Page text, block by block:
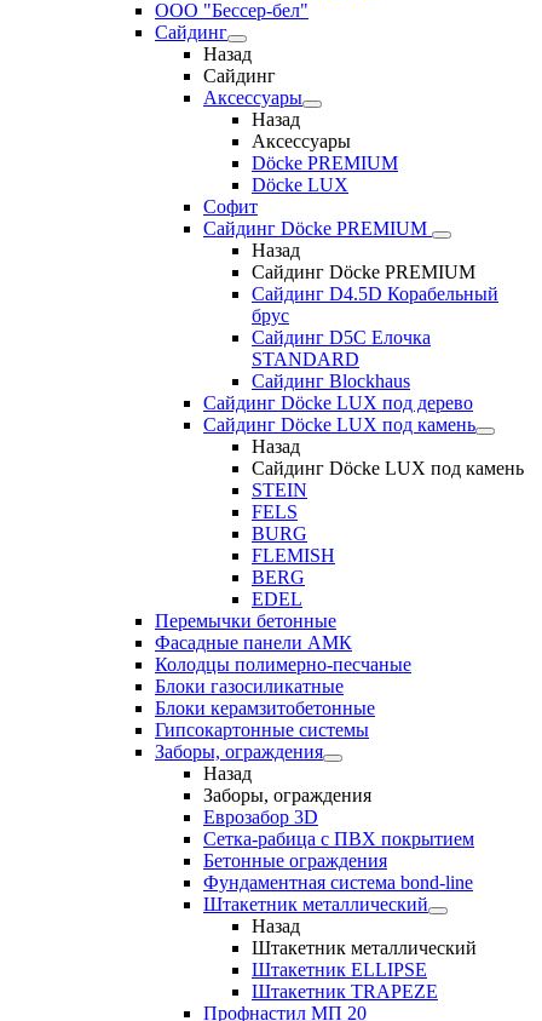
ООО "Бессер-бел"
Сайдинг
Назад
Сайдинг
Аксессуары
Назад
Аксессуары
Döcke PREMIUM
Döcke LUX
Софит
Сайдинг Döcke PREMIUM
Назад
Сайдинг Döcke PREMIUM
Сайдинг D4.5D Корабельный
брус
Сайдинг D5С Елочка
STANDARD
Сайдинг Blockhaus
Сайдинг Döcke LUX под дерево
Сайдинг Döcke LUX под камень
Назад
Сайдинг Döcke LUX под камень
STEIN
FELS
BURG
FLEMISH
BERG
EDEL
Перемычки бетонные
Фасадные панели АМК
Колодцы полимерно-песчаные
Блоки газосиликатные
Блоки керамзитобетонные
Гипсокартонные системы
Заборы, ограждения
Назад
Заборы, ограждения
Еврозабор 3D
Сетка-рабица с ПВХ покрытием
Бетонные ограждения
Фундаментная система bond-line
Штакетник металлический
Назад
Штакетник металлический
Штакетник ELLIPSE
Штакетник TRAPEZE
Профнастил МП 20